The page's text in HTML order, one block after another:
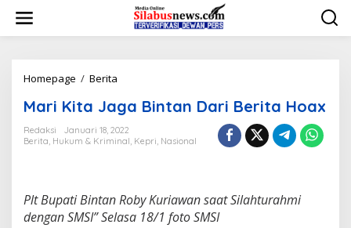
w
Homepage / Berita
r
K
i
a
g
Mari Kita Jaga Bintan Dari Berita Hoax
Redaksi
Januari 18, 2022
Berita, Hukum & Kriminal, Kepri, Nasional
Plt Bupati Bintan Roby Kuriawan saat Silahturahmi
dengan SMSI” Selasa 18/1 foto SMSI